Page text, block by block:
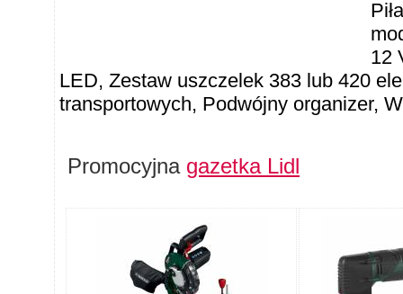
12
LED, Zestaw uszczelek 383 lub 420
transportowych, Podwójny organizer,
Promocyjna gazetka Lidl